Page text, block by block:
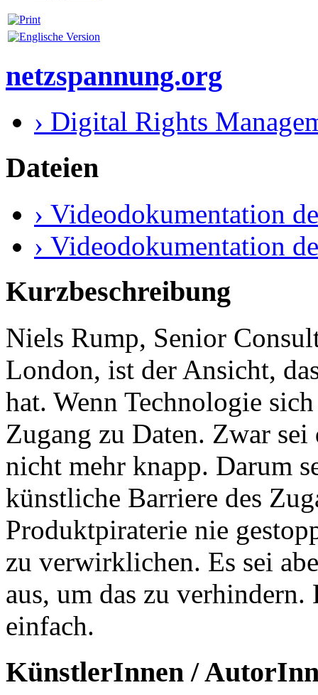
netzspannung.org
› Digital Rights
Dateien
› Videodokumentation
› Videodokumentation
Kurzbeschreibung
Niels Rump, Senior
London, ist der Ansicht,
hat. Wenn Technologie
Zugang zu Daten. Zwar
nicht mehr knapp. Darum
künstliche Barriere des
Produktpiraterie nie
zu verwirklichen. Es sei
aus, um das zu
einfach.
KünstlerInnen /